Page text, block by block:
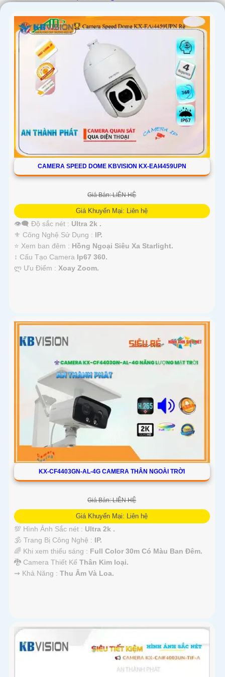
CAMERA SPEED DOME KBVISION KX-EAI4459UPN
Giá Bán: LIÊN HỆ
Giá Khuyến Mại: Liên hệ
👁️‍🗨 Độ sắc nét : Ultra 2k .
⚜️ Công Nghệ Sử Dụng : IP.
⭐ Xem ban đêm : Hồng Ngoại Siêu Xa Starlight.
↕️ Cấu Tạo Camera Ip67 360.
️ლ Ưu Điểm : Xoay Zoom.
KX-CF4403GN-AL-4G CAMERA THÂN NGOÀI TRỜI
Giá Bán: LIÊN HỆ
Giá Khuyến Mại: Liên hệ
💯 Hình Ảnh Sắc nét : Ultra 2k .
🕉️ Trang Bị Công Nghệ : IP.
🌈 Khi xem thiếu sáng : Full Color 30m Có Màu Ban Ðêm.
🐉️ Camera Thiết Kế Thân Kim loại.
️⇝ Khả Năng : Thu Âm Và Loa.